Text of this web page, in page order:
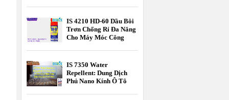
Ưu Chi Phí Cho Bếp Nhà
Hàng, Khách Sạn
IS 4210 HD-60 Dầu Bôi
Trơn Chống Rỉ Đa Năng
Cho Máy Móc Công
IS 7350 Water
Repellent: Dung Dịch
Phủ Nano Kính Ô Tô